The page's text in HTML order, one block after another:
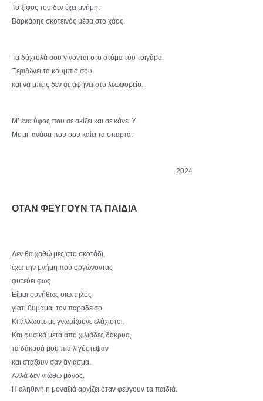
Το ξίφος του δεν έχει μνήμη.
Βαρκάρης σκοτεινός μέσα στο χάος.
Τα δάχτυλά σου γίνονται στο στόμα του τσιγάρα.
Ξεριζώνει τα κουμπιά σου
και να μπεις δεν σε αφήνει στο λεωφορείο.
Μ’ ένα ύφος που σε σκίζει και σε κάνει Υ.
Με μι’ ανάσα που σου καίει τα σπαρτά.
2024
ΟΤΑΝ ΦΕΥΓΟΥΝ ΤΑ ΠΑΙΔΙΑ
Δεν θα χαθώ μες στο σκοτάδι,
έχω την μνήμη πού οργώνοντας
φυτεύει φως.
Είμαι συνήθως σιωπηλός
γιατί θυμάμαι τον παράδεισο.
Κι άλλωστε με γνωρίζουνε ελάχιστοι.
Και φυσικά μετά από χιλιάδες δάκρυα,
τα δάκρυά μου πιά λιγόστεψαν
και στάζουν σαν άγιασμα.
Αλλά δεν νιώθω μόνος.
Η αληθινή η μοναξιά αρχίζει όταν φεύγουν τα παιδιά.